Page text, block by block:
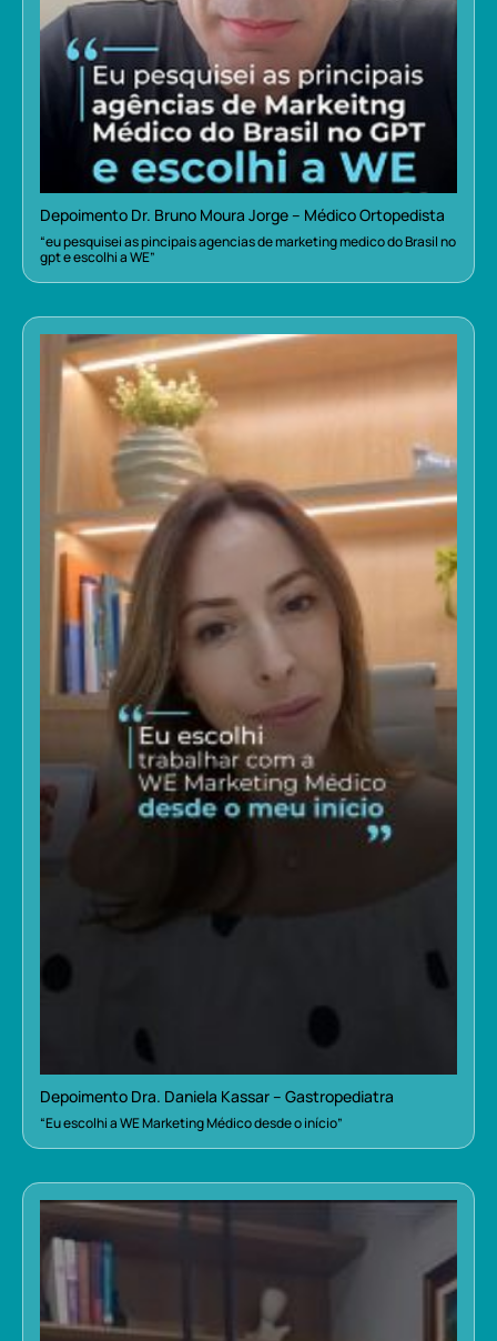
Depoimento Dr. Bruno Moura Jorge – Médico Ortopedista
“eu pesquisei as pincipais agencias de marketing medico do Brasil no
gpt e escolhi a WE”
Depoimento Dra. Daniela Kassar – Gastropediatra
“Eu escolhi a WE Marketing Médico desde o início”